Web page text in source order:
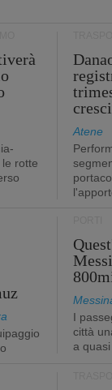
rotte
Atene
I
città
a